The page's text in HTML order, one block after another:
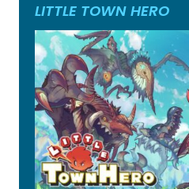
LITTLE TOWN HERO